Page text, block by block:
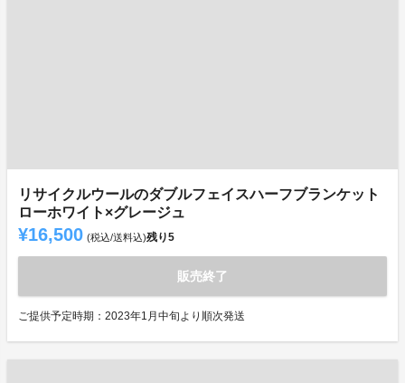
リサイクルウールのダブルフェイスハーフブランケット
ローホワイト×グレージュ
¥16,500 (税込/送料込)残り5
販売終了
ご提供予定時期：2023年1月中旬より順次発送